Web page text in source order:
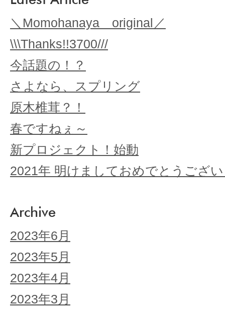
＼Momohanaya original／
\\\Thanks!!3700///
今話題の！？
さよなら、スプリング
原木椎茸？！
春ですねぇ～
新プロジェクト！始動
2021年 明けましておめでとうござ
Archive
2023年6月
2023年5月
2023年4月
2023年3月